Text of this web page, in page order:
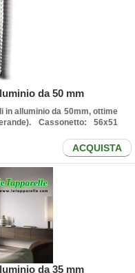
da 50 mm
in alluminio da 50mm, ottime
Cassonetto: 56x51
ACQUISTA
da 35 mm